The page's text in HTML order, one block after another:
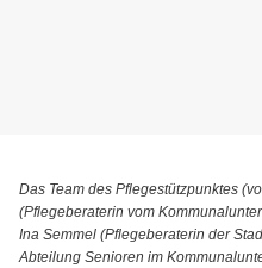
Das Team des Pflegestützpunktes
(Pflegeberaterin vom
Ina Semmel (Pflegeberaterin der
Abteilung Senioren im